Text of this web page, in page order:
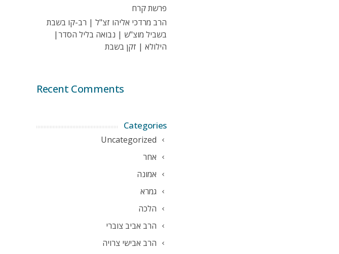
פרשת קרח
הרב מרדכי אליהו זצ"ל | רב-קו בשבת
בשביל מוצ"ש | נבואה בליל הסדר|
הילולא | זקן בשבת
Recent Comments
Categories
Uncategorized
אחר
אמונה
גמרא
הלכה
הרב אביב צוברי
הרב אבישי צרויה